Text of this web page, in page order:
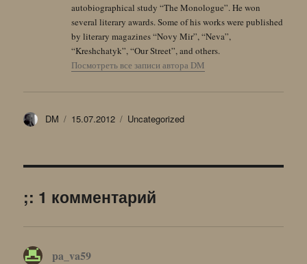
autobiographical study “The Monologue”. He won
several literary awards. Some of his works were published
by literary magazines “Novy Mir”, “Neva”,
“Kreshchatyk”, “Our Street”, and others.
Посмотреть все записи автора DM
Автор
DM Опубликовано
15.07.2012 Рубрики
Uncategorized
;: 1 комментарий
pa_va59